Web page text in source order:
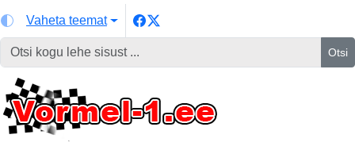
Vaheta teemat
Otsi